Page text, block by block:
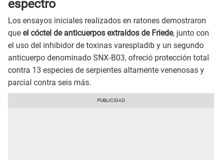
espectro
Los ensayos iniciales realizados en ratones demostraron
que el cóctel de anticuerpos extraídos de Friede, junto con
el uso del inhibidor de toxinas varespladib y un segundo
anticuerpo denominado SNX‑B03, ofreció protección total
contra 13 especies de serpientes altamente venenosas y
parcial contra seis más.